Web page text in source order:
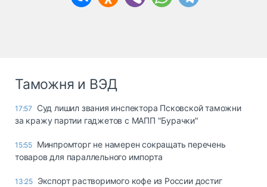
Таможня и ВЭД
17:57
Суд лишил звания инспектора Псковской таможни
за кражу партии гаджетов с МАПП "Бурачки"
15:55 Минпромторг не намерен сокращать перечень
товаров для параллельного импорта
13:25 Экспорт растворимого кофе из России достиг